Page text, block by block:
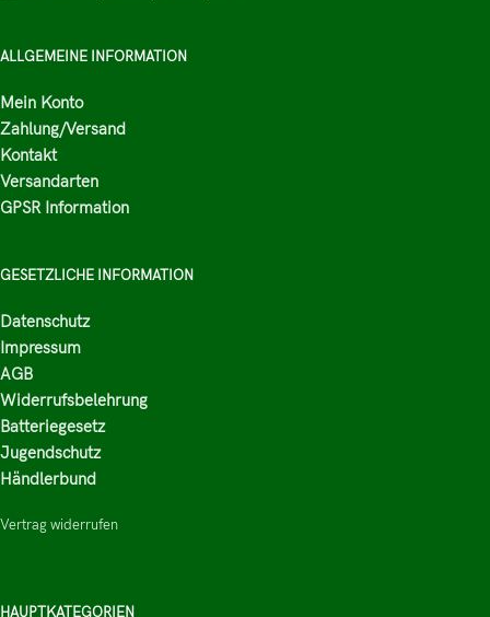
ALLGEMEINE INFORMATION
Mein Konto
Zahlung/Versand
Kontakt
Versandarten
GPSR Information
GESETZLICHE INFORMATION
Datenschutz
Impressum
AGB
Widerrufsbelehrung
Batteriegesetz
Jugendschutz
Händlerbund
Vertrag widerrufen
HAUPTKATEGORIEN